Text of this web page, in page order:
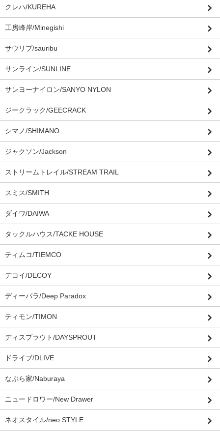
クレハ/KUREHA
工房峰岸/Minegishi
サウリブ/sauribu
サンライン/SUNLINE
サンヨーナイロン/SANYO NYLON
ジークラック/GEECRACK
シマノ/SHIMANO
ジャクソン/Jackson
ストリームトレイル/STREAM TRAIL
スミス/SMITH
ダイワ/DAIWA
タックルハウス/TACKE HOUSE
ティムコ/TIEMCO
デコイ/DECOY
ディーパラ/Deep Paradox
ティモン/TIMON
ディスプラウト/DAYSPROUT
ドライブ/DLIVE
なぶら家/Naburaya
ニュードロワー/New Drawer
ネオスタイル/neo STYLE